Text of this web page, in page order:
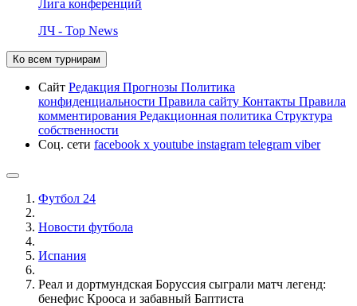
Лига конференций
ЛЧ - Top News
Ко всем турнирам
Сайт Редакция Прогнозы Политика
конфиденциальности Правила сайту Контакты Правила
комментирования Редакционная политика Структура
собственности
Соц. сети facebook x youtube instagram telegram viber
Футбол 24
Новости футбола
Испания
Реал и дортмундская Боруссия сыграли матч легенд:
бенефис Крооса и забавный Баптиста